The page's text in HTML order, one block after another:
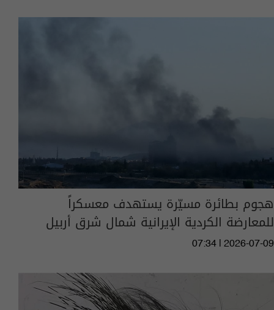
هجوم بطائرة مسيّرة يستهدف معسكراً
للمعارضة الكردية الإيرانية شمال شرق أربيل
07:34 | 2026-07-09